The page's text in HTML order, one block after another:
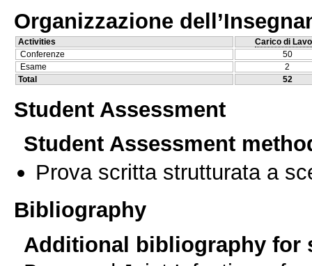
Organizzazione
Activities
Carico di
Conferenze
50
Esame
2
Total
52
Student Assessment
Student Assessment
Prova scritta strutturata a
Bibliography
Additional bibliography for